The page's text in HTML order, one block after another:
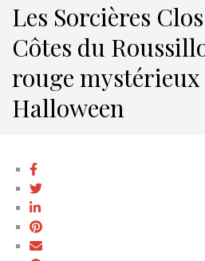
Les Sorcières
Côtes du
rouge
Halloween